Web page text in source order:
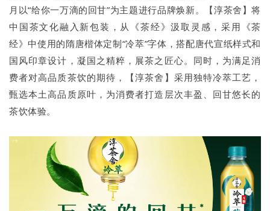
月以“给你一万滴的回甘”为主题进行品牌焕新。【淳茶舍】将
中国茶文化融入新包装，从《茶经》汲取灵感，采用《茶
经》中使用的隋唐楷体定制“冷萃”字体，搭配唐代宣纸样式和
国风印章设计，凝国之精粹，展茶之匠心。同时，为满足消
费者对高品质茶饮的期待，【淳茶舍】采用独特冷萃工艺，
甄选本土高品质原叶，为消费者打造层次丰盈、回甘悠长的
茶饮体验。